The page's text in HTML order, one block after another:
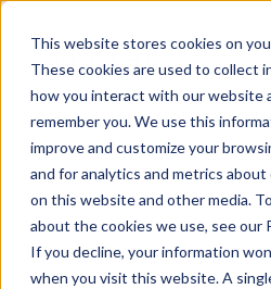
This website stores cookies on
These cookies are used to collect
how you interact with our website
remember you. We use this
improve and customize your
and for analytics and metrics
on this website and other media.
about the cookies we use, see our
If you decline, your information
when you visit this website. A
Aktier
SPOTLIGHT VALUE